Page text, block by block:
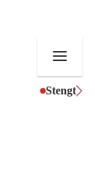
Stengt